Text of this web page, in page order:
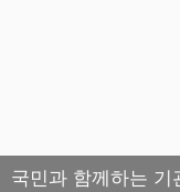
국민과 함께하는